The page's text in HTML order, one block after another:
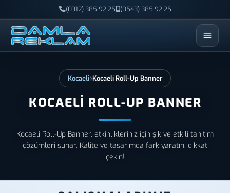
(0312) 385 92 25 (0543) 385 92 25
ESC
Kocaeli Kocaeli Roll-Up Banner
KOCAELI ROLL-UP BANNER
Kocaeli Roll-Up Banner, etkinlikleriniz için şık ve etkili tanıtım
çözümleri sunar. Kalite ve tasarımda fark yaratın, dikkat
çekin!